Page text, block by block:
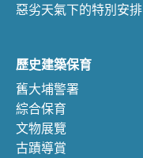
惡劣天氣下的特別安排
歷史建築保育
舊大埔警署
綜合保育
文物展覽
古蹟導賞